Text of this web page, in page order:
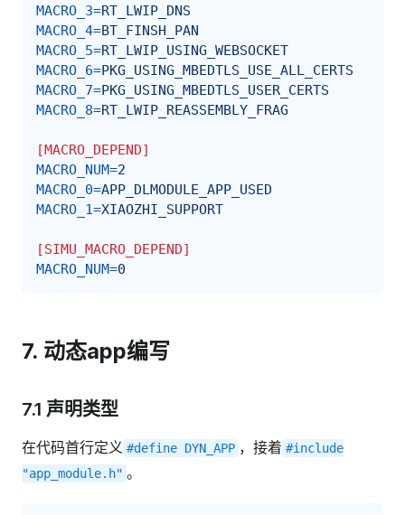
MACRO_3=RT_LWIP_DNS
MACRO_4=BT_FINSH_PAN
MACRO_5=RT_LWIP_USING_WEBSOCKET
MACRO_6=PKG_USING_MBEDTLS_USE_ALL_CERTS
MACRO_7=PKG_USING_MBEDTLS_USER_CERTS
MACRO_8=RT_LWIP_REASSEMBLY_FRAG
[MACRO_DEPEND]
MACRO_NUM=2
MACRO_0=APP_DLMODULE_APP_USED
MACRO_1=XIAOZHI_SUPPORT
[SIMU_MACRO_DEPEND]
MACRO_NUM=0
7. 动态app编写
7.1 声明类型
在代码首行定义 #define DYN_APP ，接着 #include
"app_module.h" 。